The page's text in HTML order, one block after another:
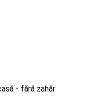
- fără zahăr